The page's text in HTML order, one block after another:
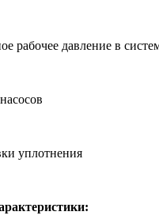
рабочее давление в
уплотнения